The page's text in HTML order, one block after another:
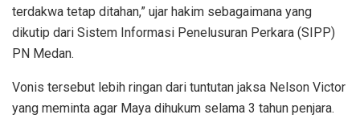
terdakwa tetap ditahan,” ujar hakim sebagaimana yang
dikutip dari Sistem Informasi Penelusuran Perkara (SIPP)
PN Medan.
Vonis tersebut lebih ringan dari tuntutan jaksa Nelson Victor
yang meminta agar Maya dihukum selama 3 tahun penjara.